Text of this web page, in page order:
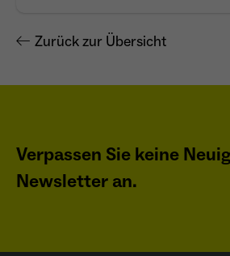
Zurück zur Übersicht
Verpassen Sie keine
Newsletter an.